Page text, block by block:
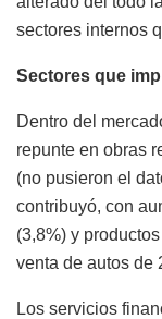
sectores internos
Sectores que
Dentro del
repunte en obras
(no pusieron el
contribuyó, con
(3,8%) y
venta de autos de
Los servicios